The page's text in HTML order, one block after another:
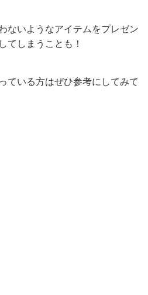
ないようなアイテムをプレゼン
てしまうことも！
ている方はぜひ参考にしてみて